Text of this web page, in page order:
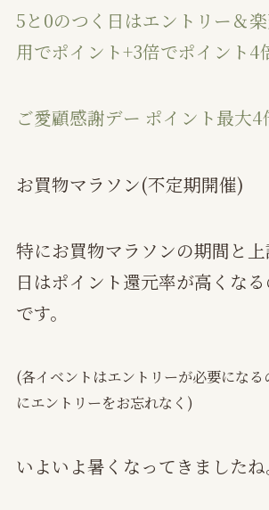
5と0のつく日はエントリー＆
用でポイント+3倍でポイント4
ご愛顧感謝デー ポイント最大4
お買物マラソン(不定期開催)
特にお買物マラソンの期間と
日はポイント還元率が高くな
です。
(各イベントはエントリーが必要にな
にエントリーをお忘れなく)
いよいよ暑くなってきましたね